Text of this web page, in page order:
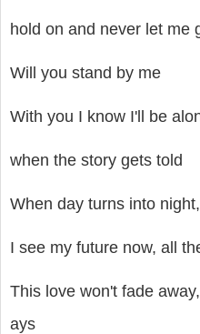
hold on and never let me
Will you stand by me
With you I know I'll be
when the story gets told
When day turns into
I see my future now, all
This love won't fade
ays